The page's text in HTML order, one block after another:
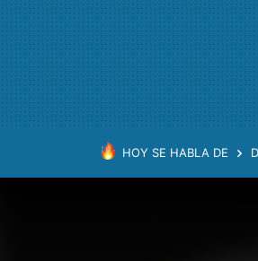
HOY SE HABLA DE